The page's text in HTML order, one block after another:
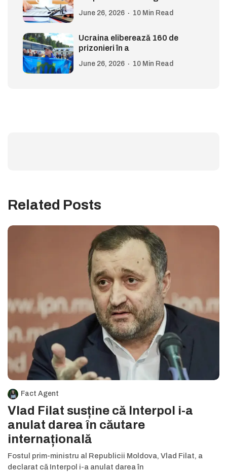
June 26, 2026 10 Min Read
Ucraina eliberează 160 de
prizonieri în a
June 26, 2026 10 Min Read
Related Posts
Fact Agent
Vlad Filat susține că Interpol i-a
anulat darea în căutare
internațională
Fostul prim-ministru al Republicii Moldova, Vlad Filat, a
declarat că Interpol i-a anulat darea în